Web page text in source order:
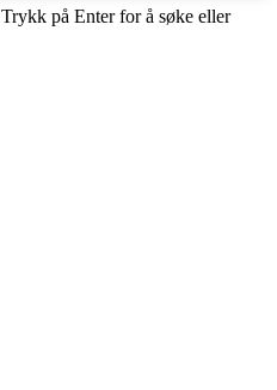
Trykk på Enter for å søke eller